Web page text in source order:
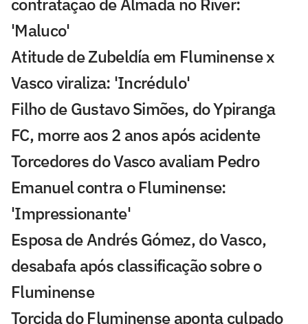
'Maluco'
Atitude de Zubeldía em Fluminense x
Vasco viraliza: 'Incrédulo'
Filho de Gustavo Simões, do Ypiranga
FC, morre aos 2 anos após acidente
Torcedores do Vasco avaliam Pedro
Emanuel contra o Fluminense:
'Impressionante'
Esposa de Andrés Gómez, do Vasco,
desabafa após classificação sobre o
Fluminense
Torcida do Fluminense aponta culpado